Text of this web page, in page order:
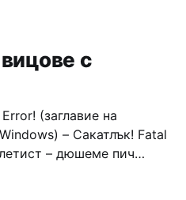
с
– Сакатлък! Fatal
Cancel –